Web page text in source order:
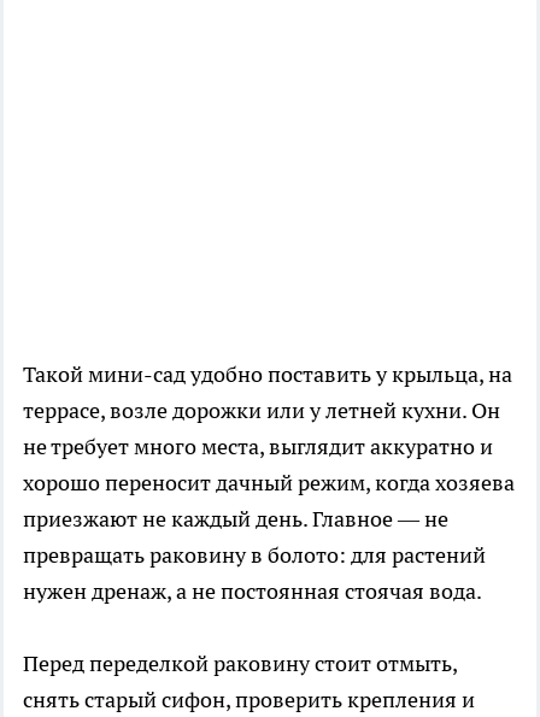
Такой мини-сад удобно поставить у крыльца, на
террасе, возле дорожки или у летней кухни. Он
не требует много места, выглядит аккуратно и
хорошо переносит дачный режим, когда хозяева
приезжают не каждый день. Главное — не
превращать раковину в болото: для растений
нужен дренаж, а не постоянная стоячая вода.
Перед переделкой раковину стоит отмыть,
снять старый сифон, проверить крепления и